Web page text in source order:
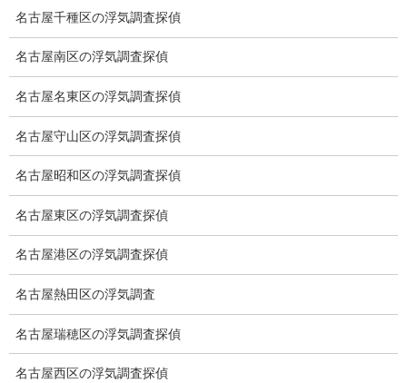
弁護士紹介
浮気調査
調査費用と調査日数の目安
浮気調査料金の比較例
GPS検索調査
GPS調査
車両調査
浮気調査地域
名古屋千種区の浮気調査探偵
名古屋南区の浮気調査探偵
名古屋名東区の浮気調査探偵
名古屋守山区の浮気調査探偵
名古屋昭和区の浮気調査探偵
名古屋東区の浮気調査探偵
名古屋港区の浮気調査探偵
名古屋熱田区の浮気調査
名古屋瑞穂区の浮気調査探偵
名古屋西区の浮気調査探偵